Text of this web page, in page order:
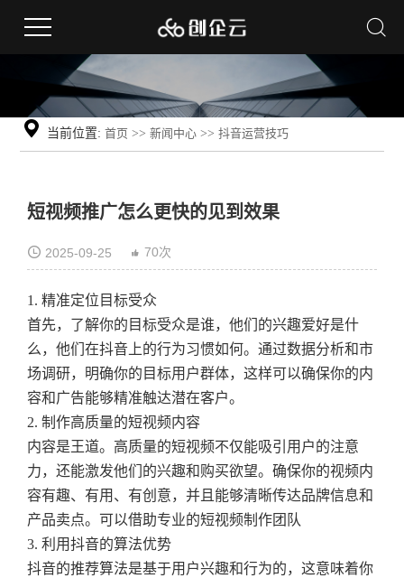
当前位置: 首页 >>新闻中心 >>抖音运营技巧
短视频推广怎么更快的见到效果
2025-09-25 70次
1. 精准定位目标受众
首先，了解你的目标受众是谁，他们的兴趣爱好是什
么，他们在抖音上的行为习惯如何。通过数据分析和市
场调研，明确你的目标用户群体，这样可以确保你的内
容和广告能够精准触达潜在客户。
2. 制作高质量的短视频内容
内容是王道。高质量的短视频不仅能吸引用户的注意
力，还能激发他们的兴趣和购买欲望。确保你的视频内
容有趣、有用、有创意，并且能够清晰传达品牌信息和
产品卖点。可以借助专业的短视频制作团队
3. 利用抖音的算法优势
抖音的推荐算法是基于用户兴趣和行为的，这意味着你